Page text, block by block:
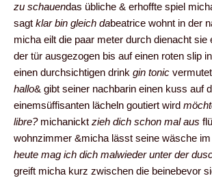
zu schauendas übliche & erhoffte spiel
sagt klar bin gleich dabeatrice wohnt in der
micha eilt die paar meter durch dienacht sie
der tür ausgezogen bis auf einen roten slip
einen durchsichtigen drink gin tonic
hallo& gibt seiner nachbarin einen kuss auf
einemsüffisanten lächeln goutiert wird
libre? michanickt zieh dich schon mal aus
wohnzimmer &micha lässt seine wäsche
heute mag ich dich malwieder unter der
greift micha kurz zwischen die beinebevor